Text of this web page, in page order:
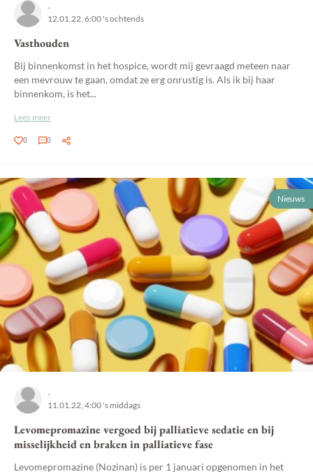
-
12.01.22, 6:00 's ochtends
Vasthouden
Bij binnenkomst in het hospice, wordt mij gevraagd meteen naar
een mevrouw te gaan, omdat ze erg onrustig is. Als ik bij haar
binnenkom, is het...
Lees meer
0 0
Nieuws
-
11.01.22, 4:00 's middags
Levomepromazine vergoed bij palliatieve sedatie en bij
misselijkheid en braken in palliatieve fase
Levomepromazine (Nozinan) is per 1 januari opgenomen in het